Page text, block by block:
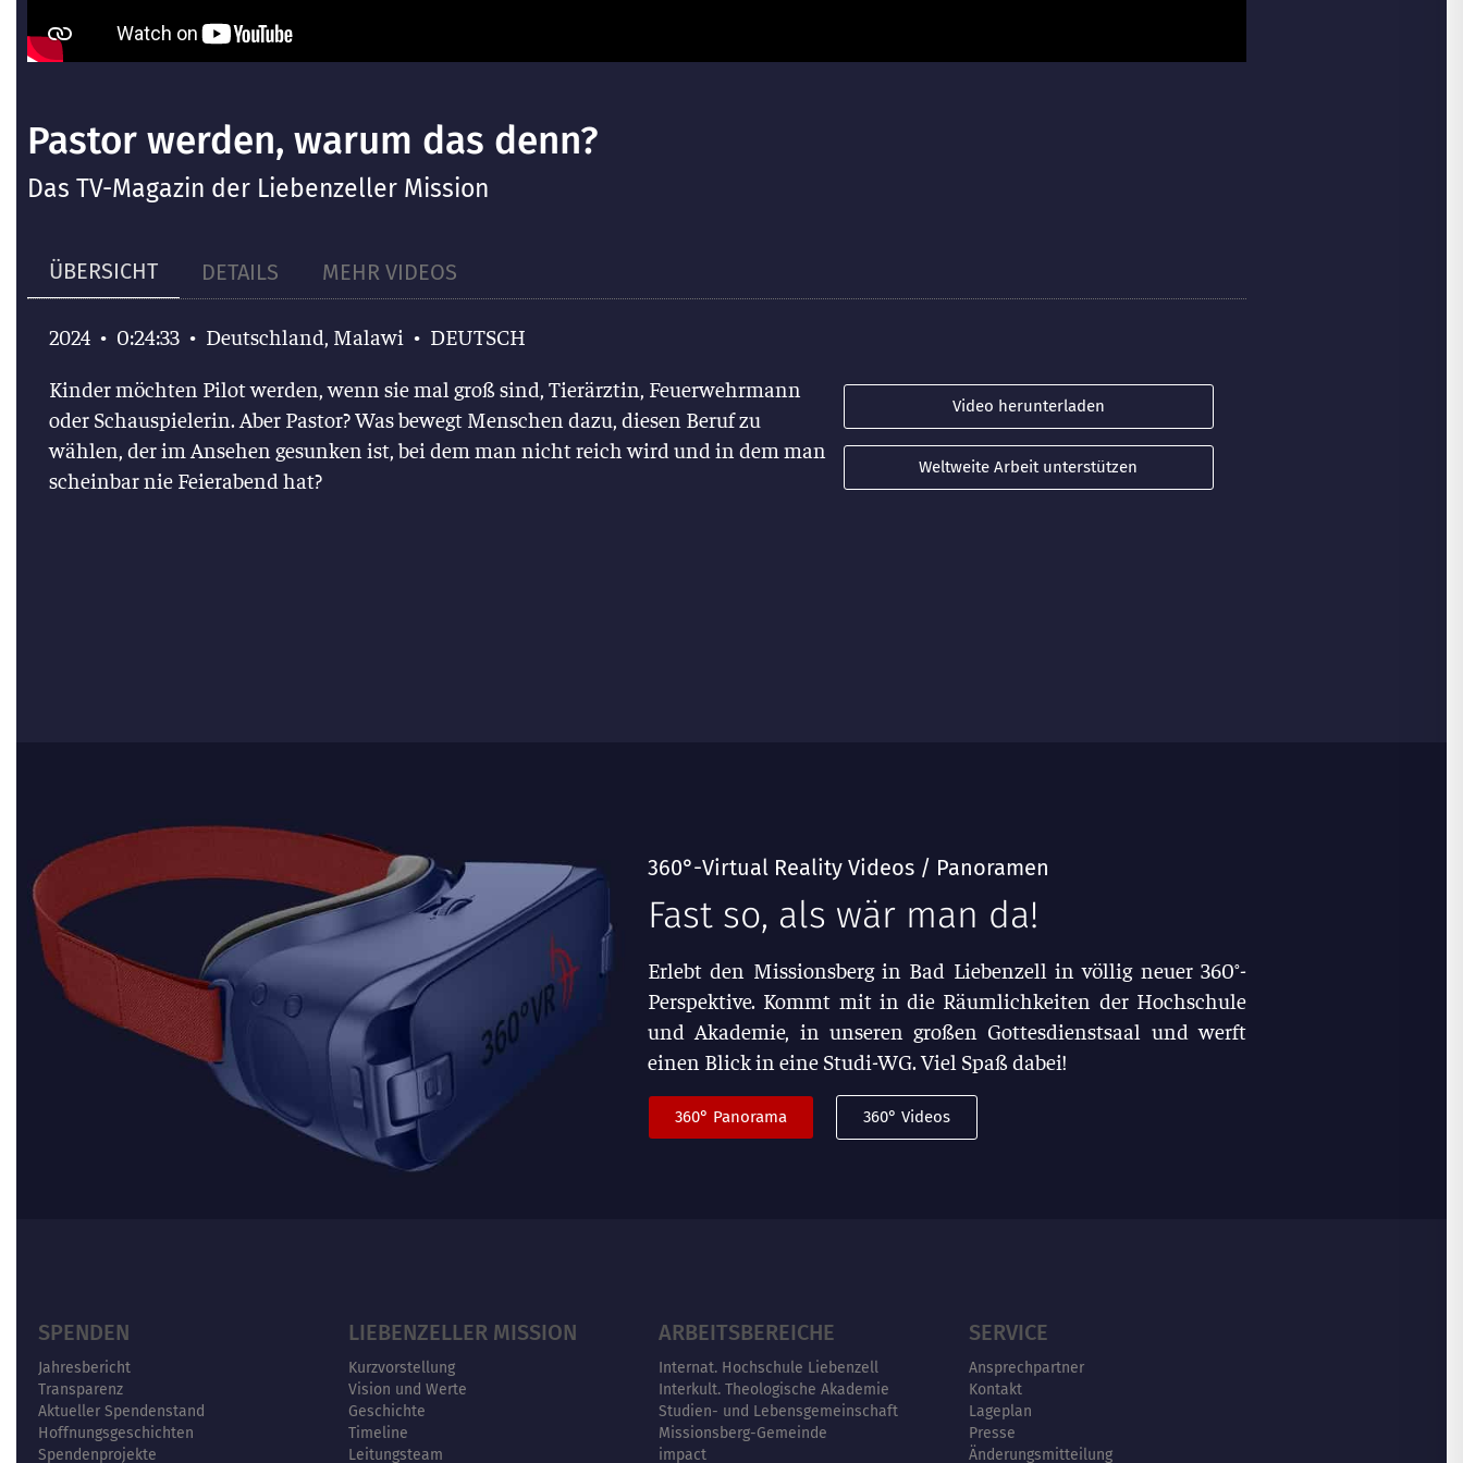
Pastor werden, warum das denn?
Das TV-Magazin der Liebenzeller Mission
ÜBERSICHT DETAILS MEHR VIDEOS
2024 • 0:24:33 • Deutschland, Malawi • DEUTSCH
Kinder möchten Pilot werden, wenn sie mal groß sind, Tierärztin, Feuerwehrmann
oder Schauspielerin. Aber Pastor? Was bewegt Menschen dazu, diesen Beruf zu
wählen, der im Ansehen gesunken ist, bei dem man nicht reich wird und in dem man
scheinbar nie Feierabend hat?
Video herunterladen
Weltweite Arbeit unterstützen
360°-Virtual Reality Videos / Panoramen
Fast so, als wär man da!
Erlebt den Missionsberg in Bad Liebenzell in völlig neuer 360°-
Perspektive. Kommt mit in die Räumlichkeiten der Hochschule
und Akademie, in unseren großen Gottesdienstsaal und werft
einen Blick in eine Studi-WG. Viel Spaß dabei!
360° Panorama 360° Videos
SPENDEN
Jahresbericht
Transparenz
Aktueller Spendenstand
Hoffnungsgeschichten
Spendenprojekte
LIEBENZELLER MISSION
Kurzvorstellung
Vision und Werte
Geschichte
Timeline
Leitungsteam
ARBEITSBEREICHE
Internat. Hochschule Liebenzell
Interkult. Theologische Akademie
Studien- und Lebensgemeinschaft
Missionsberg-Gemeinde
impact
SERVICE
Ansprechpartner
Kontakt
Lageplan
Presse
Änderungsmitteilung